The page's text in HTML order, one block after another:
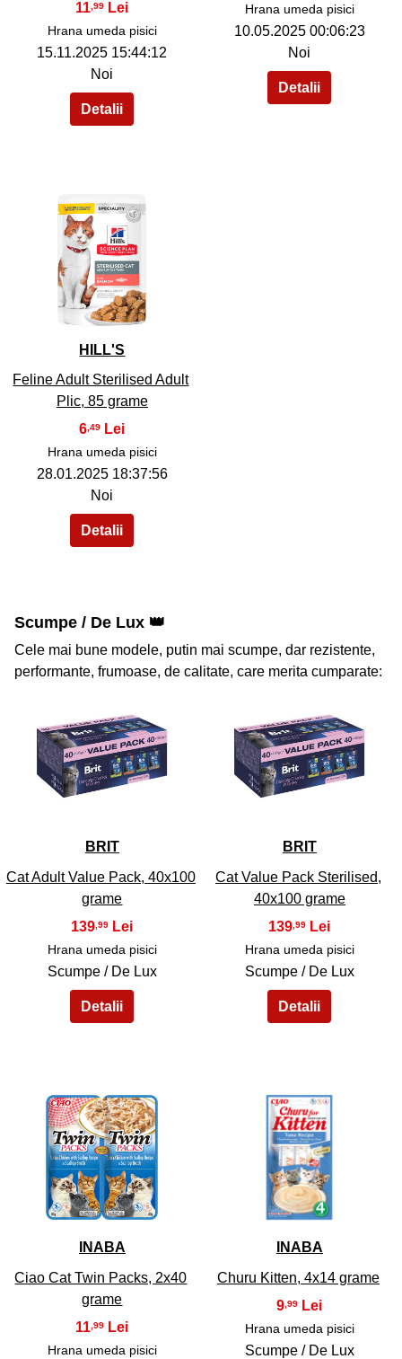
11 ,99
Hrana umeda pisici
15.11.2025 15:44:12
Noi
Hrana umeda pisici
10.05.2025 00:06:23
Noi
40
HILL'S
Feline Adult Sterilised Adult
Plic, 85 grame
6,49
Hrana umeda pisici
28.01.2025 18:37:56
Noi
Scumpe / De Lux 👑
Cele mai bune modele, putin mai scumpe, dar rezistente,
performante, frumoase, de calitate, care merita cumparate:
41
BRIT
Cat Adult Value Pack, 40x100
grame
139 ,99
Hrana umeda pisici
Scumpe / De Lux
42
BRIT
Cat Value Pack Sterilised,
40x100 grame
139 ,99
Hrana umeda pisici
Scumpe / De Lux
43
INABA
Ciao Cat Twin Packs, 2x40
grame
11 ,99
Hrana umeda pisici
44
INABA
Churu Kitten, 4x14 grame
9 ,99
Hrana umeda pisici
Scumpe / De Lux